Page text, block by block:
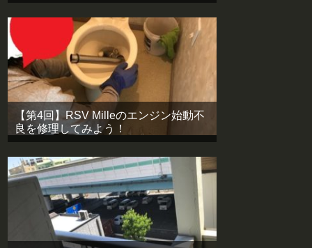
【第4回】RSV Milleのエンジン始動不
良を修理してみよう！